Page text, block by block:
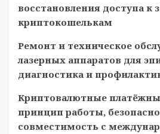
восстановления доступа к
криптокошелькам
Ремонт и техническое
лазерных аппаратов для
диагностика и
Криптовалютные
принцип работы,
совместимость с